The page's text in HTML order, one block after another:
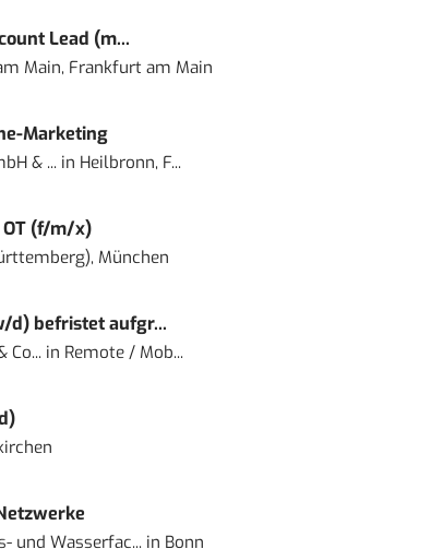
Lead (m...
Main, Frankfurt am Main
Marketing
& ...in Heilbronn, F...
OT (f/m/x)
München
d) befristet aufgr...
Co...in Remote / Mob...
und Wasserfac...in Bonn